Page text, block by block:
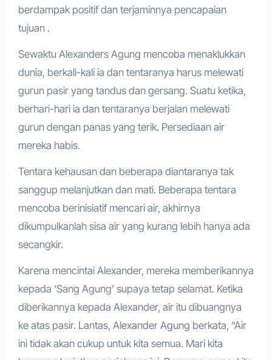
berdampak positif dan terjaminnya pencapaian
tujuan .
Sewaktu Alexanders Agung mencoba menaklukkan
dunia, berkali-kali ia dan tentaranya harus melewati
gurun pasir yang tandus dan gersang. Suatu ketika,
berhari-hari ia dan tentaranya berjalan melewati
gurun dengan panas yang terik. Persediaan air
mereka habis.
Tentara kehausan dan beberapa diantaranya tak
sanggup melanjutkan dan mati. Beberapa tentara
mencoba berinisiatif mencari air, akhirnya
dikumpulkanlah sisa air yang kurang lebih hanya ada
secangkir.
Karena mencintai Alexander, mereka memberikannya
kepada ‘Sang Agung’ supaya tetap selamat. Ketika
diberikannya kepada Alexander, air itu dibuangnya
ke atas pasir. Lantas, Alexander Agung berkata, “Air
ini tidak akan cukup untuk kita semua. Mari kita